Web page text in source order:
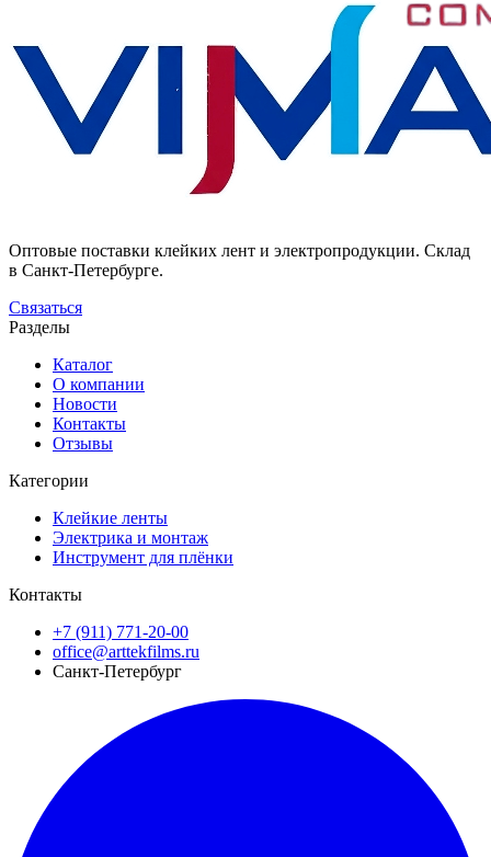
Оптовые поставки клейких лент и электропродукции. Склад
в Санкт-Петербурге.
Связаться
Разделы
Каталог
О компании
Новости
Контакты
Отзывы
Категории
Клейкие ленты
Электрика и монтаж
Инструмент для плёнки
Контакты
+7 (911) 771-20-00
office@arttekfilms.ru
Санкт-Петербург